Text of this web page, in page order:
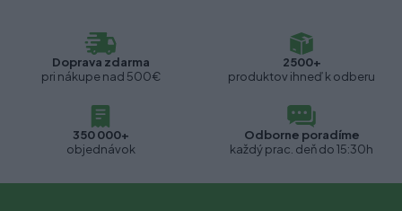
Doprava zdarma
pri nákupe nad 500€
2500+
produktov ihneď k odberu
350 000+
objednávok
Odborne poradíme
každý prac. deň do 15:30h